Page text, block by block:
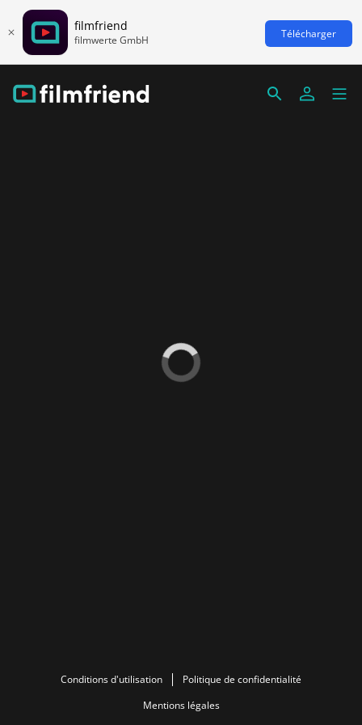
filmfriend
filmwerte GmbH Télécharger
Conditions d'utilisation
Politique de confidentialité
Mentions légales